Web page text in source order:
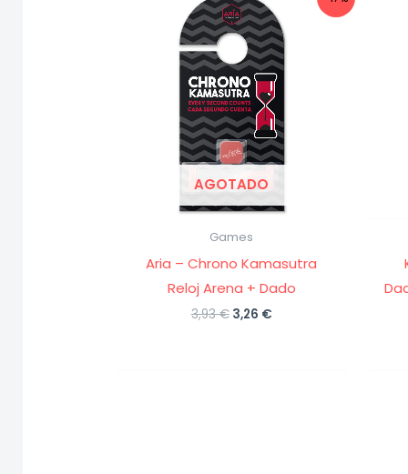
AGOTADO
Games
Aria – Chrono Kamasutra
Reloj Arena + Dado
3,93€ El
3,26 €El